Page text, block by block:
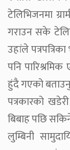
टेलिभिजनमा
गराउन सके
उहांले
पनि
हुंदै गएको
पत्रकारको
बिबाह पछि
लुम्बिनी